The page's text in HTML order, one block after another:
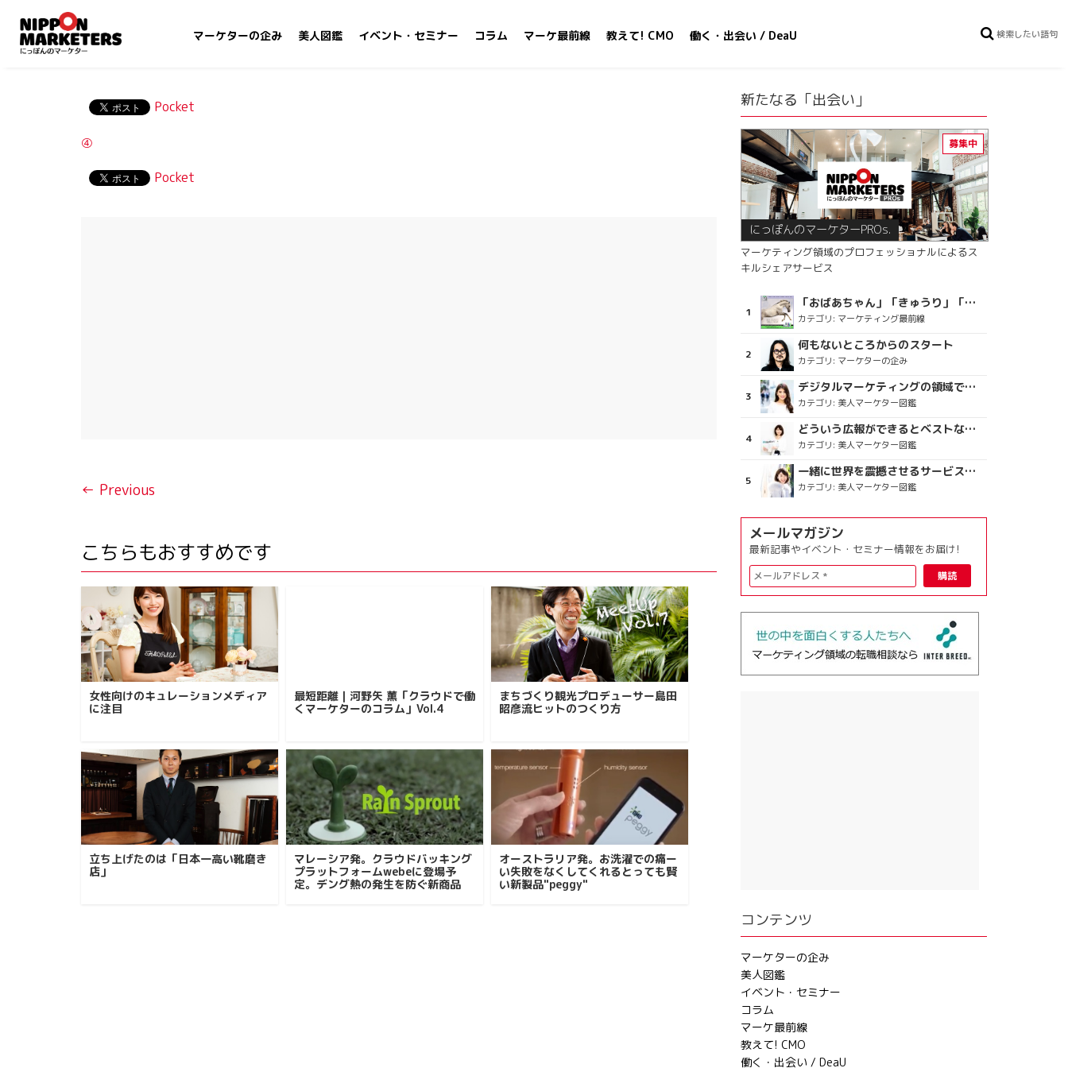
マーケターの企み 美人図鑑 イベント・セミナー コラム マーケ最前線 教えて! CMO 働く・出会い / DeaU
Pocket
④
Pocket
← Previous
こちらもおすすめです
女性向けのキュレーションメディア
に注目
最短距離｜河野矢 薫「クラウドで働
くマーケターのコラム」Vol.4
まちづくり観光プロデューサー島田
昭彦流ヒットのつくり方
立ち上げたのは「日本一高い靴磨き
店」
マレーシア発。クラウドバッキング
プラットフォームwebeに登場予
定。デング熱の発生を防ぐ新商品
オーストラリア発。お洗濯での痛ー
い失敗をなくしてくれるとっても賢
い新製品"peggy"
新たなる「出会い」
にっぽんのマーケターPROs.
マーケティング領域のプロフェッショナルによるス
キルシェアサービス
「おばあちゃん」「きゅうり」「ディスコで踊るおじさん」をCM素材に使った、「気持ちよさ」が売りの意外な商品とは？
カテゴリ: マーケティング最前線
何もないところからのスタート
カテゴリ: マーケターの企み
デジタルマーケティングの領域で、海外というステージに
カテゴリ: 美人マーケター図鑑
どういう広報ができるとベストなのか
カテゴリ: 美人マーケター図鑑
一緒に世界を震撼させるサービスをつくりましょう
カテゴリ: 美人マーケター図鑑
メールマガジン
最新記事やイベント・セミナー情報をお届け!
コンテンツ
マーケターの企み
美人図鑑
イベント・セミナー
コラム
マーケ最前線
教えて! CMO
働く・出会い / DeaU